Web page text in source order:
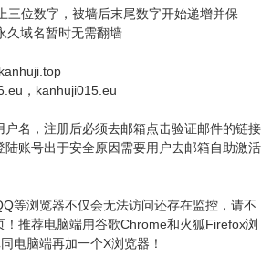
三位数字，被墙后末尾数字开始递增并保
久域名暂时无需翻墙
，kanhuji015.eu
名，注册后必须去邮箱点击验证邮件的链接
陆账号出于安全原因需要用户去邮箱自助激活
等浏览器不仅会无法访问还存在监控，请不
推荐电脑端用谷歌Chrome和火狐Firefox浏
电脑端再加一个X浏览器！